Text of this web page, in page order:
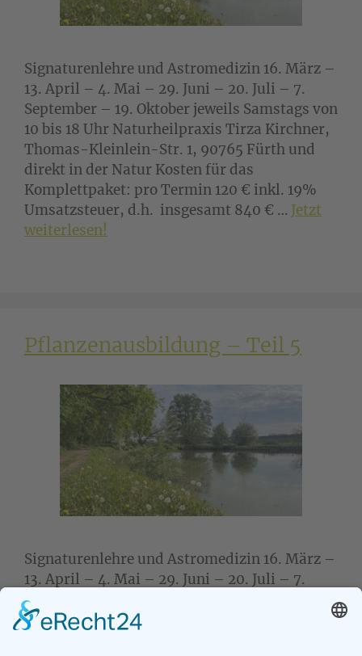
Signaturenlehre und Astromedizin 16. März –
13. April – 4. Mai – 29. Juni – 20. Juli – 7.
September – 19. Oktober jeweils Samstags von
10 bis 18 Uhr Naturheilpraxis Tirza Kirchner,
Thomas-Kleinlein-Str. 1, 90765 Fürth und
direkt in der Natur Kosten für das
Komplettpaket: pro Termin 120 € inkl. 19%
Umsatzsteuer, d.h. insgesamt 840 € … Jetzt
weiterlesen!
Pflanzenausbildung – Teil 5
Signaturenlehre und Astromedizin 16. März –
13. April – 4. Mai – 29. Juni – 20. Juli – 7.
September – 19. Oktober jeweils Samstags von
10 bis 18 Uhr Naturheilpraxis Tirza Kirchner,